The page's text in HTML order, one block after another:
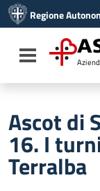
Vai al menu di
Vai al footer
Regione
Toggle
Ascot di
16. I
Terralba